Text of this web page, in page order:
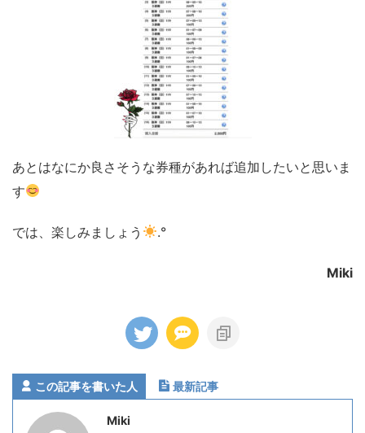
あとはなにか良さそうな券種があれば追加したいと思いま
す
では、楽しみましょう .°
Miki
この記事を書いた人 最新記事
Miki